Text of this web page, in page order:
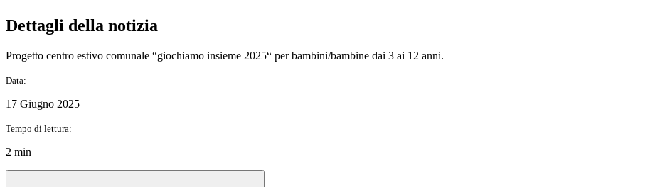
Dettagli della notizia
Progetto centro estivo comunale “giochiamo insieme 2025“ per bambini/bambine dai 3 ai 12 anni.
Data:
17 Giugno 2025
Tempo di lettura:
2 min